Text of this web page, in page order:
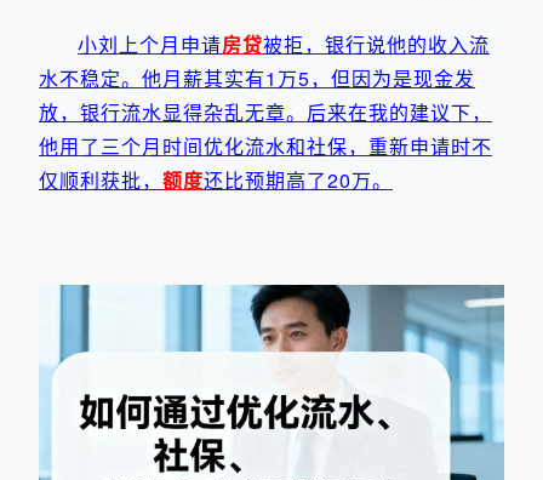
小刘上个月申请房贷被拒，银行说他的收入流
水不稳定。他月薪其实有1万5，但因为是现金发
放，银行流水显得杂乱无章。后来在我的建议下，
他用了三个月时间优化流水和社保，重新申请时不
仅顺利获批， 额度还比预期高了20万。